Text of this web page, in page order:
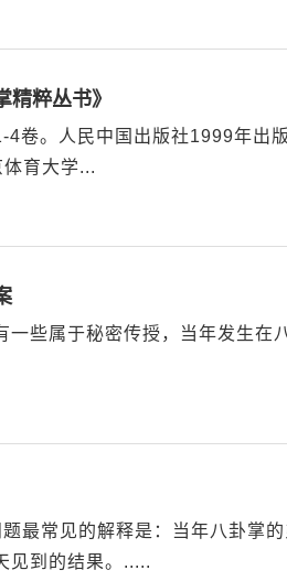
粹丛书》
卷。人民中国出版社1999年出
育大学...
些属于秘密传授，当年发生在
最常见的解释是：当年八卦掌的
见到的结果。.....